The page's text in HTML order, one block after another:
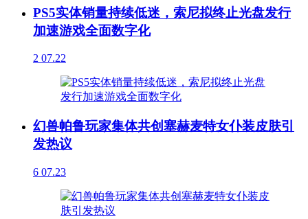
PS5实体销量持续低迷，索尼拟终止光盘发行
加速游戏全面数字化
2 07.22
幻兽帕鲁玩家集体共创塞赫麦特女仆装皮肤引
发热议
6 07.23